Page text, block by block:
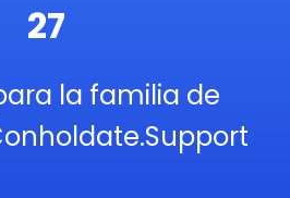
27
la familia de